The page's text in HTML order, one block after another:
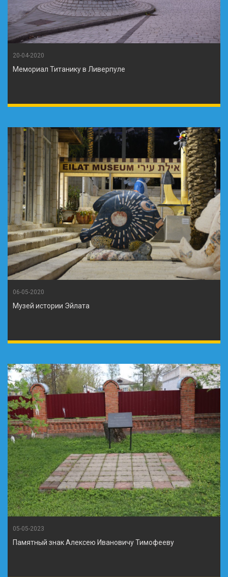
20-04-2020
Мемориал Титанику в Ливерпуле
06-05-2020
Музей истории Эйлата
05-05-2023
Памятный знак Алексею Ивановичу Тимофееву